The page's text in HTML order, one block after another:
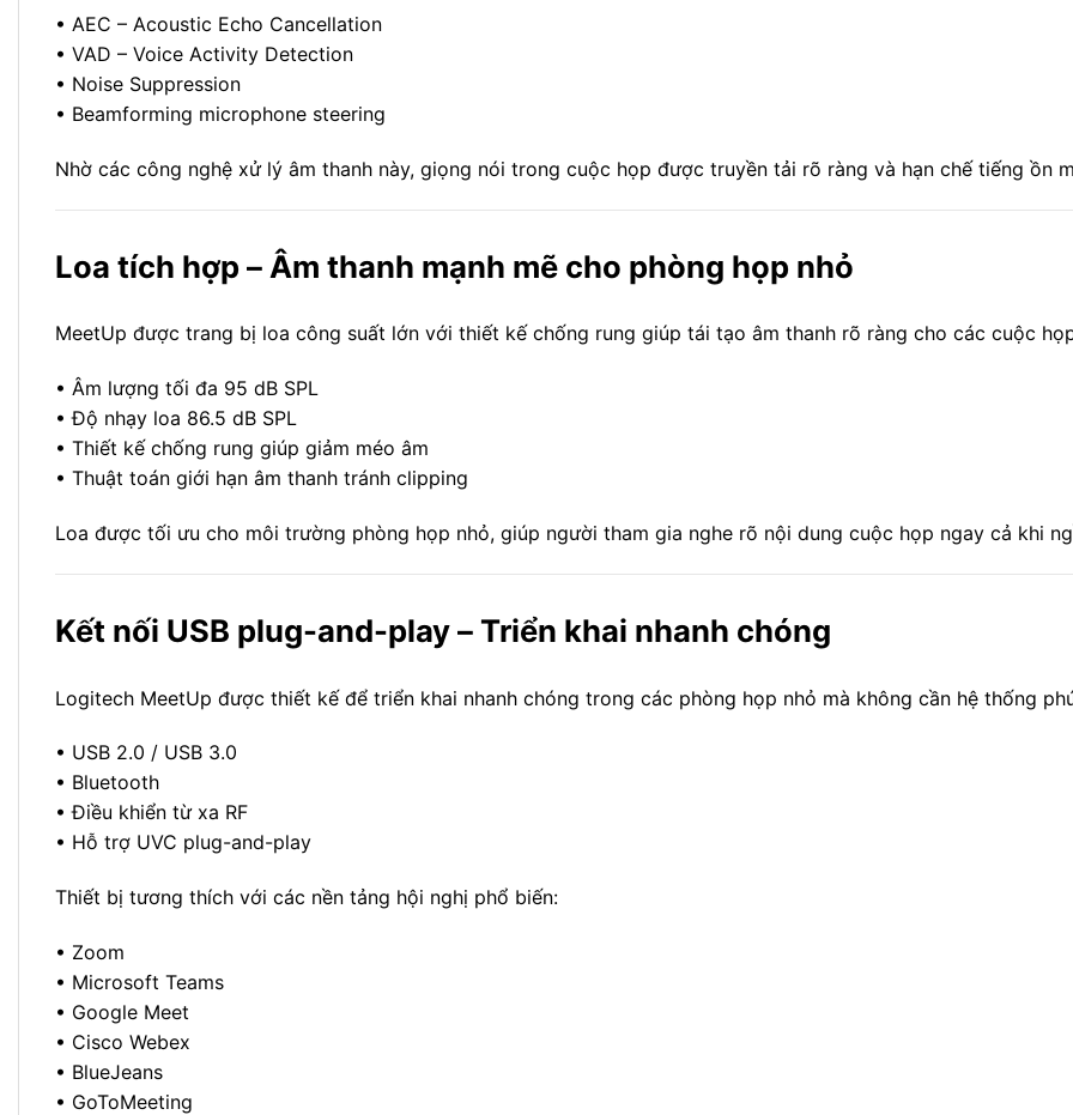
• AEC – Acoustic Echo Cancellation
• VAD – Voice Activity Detection
• Noise Suppression
• Beamforming microphone steering
Nhờ các công nghệ xử lý âm thanh này, giọng nói trong cuộc họp được truyền tải rõ ràng và hạn chế tiếng ồn
Loa tích hợp – Âm thanh mạnh mẽ cho phòng họp nhỏ
MeetUp được trang bị loa công suất lớn với thiết kế chống rung giúp tái tạo âm thanh rõ ràng cho các cuộc
• Âm lượng tối đa 95 dB SPL
• Độ nhạy loa 86.5 dB SPL
• Thiết kế chống rung giúp giảm méo âm
• Thuật toán giới hạn âm thanh tránh clipping
Loa được tối ưu cho môi trường phòng họp nhỏ, giúp người tham gia nghe rõ nội dung cuộc họp ngay cả khi
Kết nối USB plug-and-play – Triển khai nhanh chóng
Logitech MeetUp được thiết kế để triển khai nhanh chóng trong các phòng họp nhỏ mà không cần hệ thống
• USB 2.0 / USB 3.0
• Bluetooth
• Điều khiển từ xa RF
• Hỗ trợ UVC plug-and-play
Thiết bị tương thích với các nền tảng hội nghị phổ biến:
• Zoom
• Microsoft Teams
• Google Meet
• Cisco Webex
• BlueJeans
• GoToMeeting